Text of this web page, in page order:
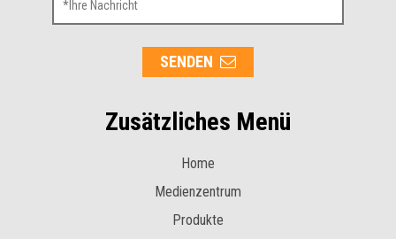
SENDEN
Zusätzliches Menü
Home
Medienzentrum
Produkte